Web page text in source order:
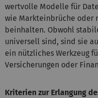
wertvolle Modelle für
wie Markteinbrüche oder
beinhalten. Obwohl
universell sind, sind sie
ein nützliches Werkzeug
Versicherungen oder
Kriterien zur Erlangung